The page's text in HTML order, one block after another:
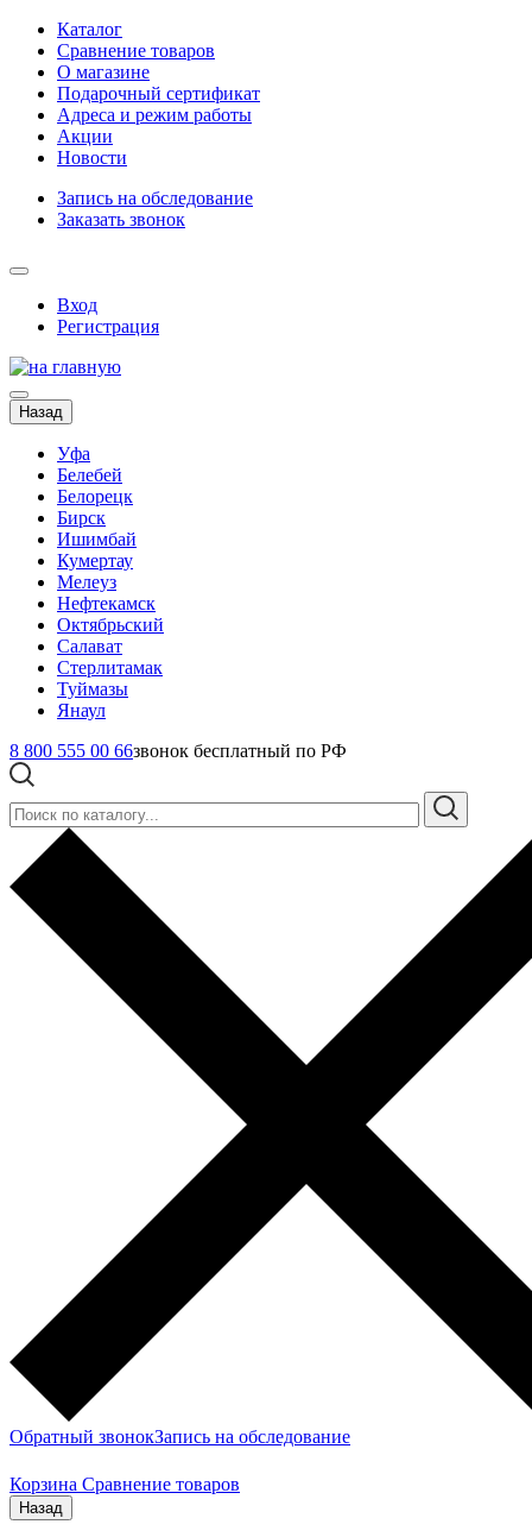
Каталог
Сравнение товаров
О магазине
Подарочный сертификат
Адреса и режим работы
Акции
Новости
Запись на обследование
Заказать звонок
Вход
Регистрация
Назад
Уфа
Белебей
Белорецк
Бирск
Ишимбай
Кумертау
Мелеуз
Нефтекамск
Октябрьский
Салават
Стерлитамак
Туймазы
Янаул
8 800 555 00 66звонок бесплатный по РФ
Обратный звонокЗапись на обследование
Корзина Сравнение товаров
Назад